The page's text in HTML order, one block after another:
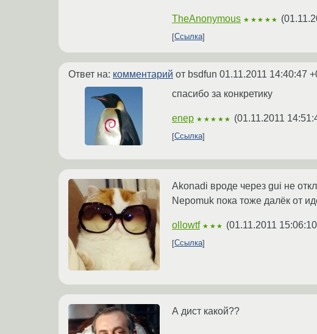
TheAnonymous ★★★★★ (
Ссылка
Ответ на: комментарий от bsdfun 01.11.2011 14:40:47
спасибо за конкретику
enep ★★★★★ (01.11.2011
Ссылка
Akonadi вроде через gui не
Nepomuk пока тоже далёк от
ollowtf ★★★ (01.11.2011
Ссылка
А дист какой??